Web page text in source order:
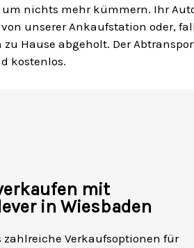
um nichts mehr kümmern. Ihr
unserer Ankaufstation oder,
Hause abgeholt. Der
kostenlos.
mit
in Wiesbaden
zahlreiche Verkaufsoptionen für